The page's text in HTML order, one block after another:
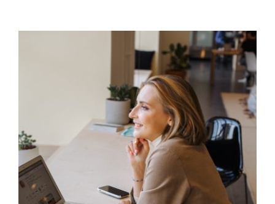
Kilka słów o poczuciu